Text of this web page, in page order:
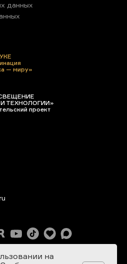
данных
— миру»
ТЕХНОЛОГИИ»
проект
на